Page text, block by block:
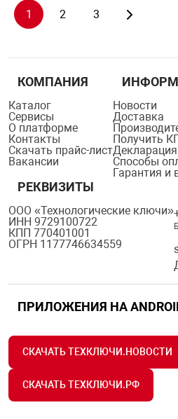
1 2 3
КОМПАНИЯ
Каталог
Сервисы
О платформе
Контакты
Скачать прайс-лист
Вакансии
Новости
Доставка
Получить
Декларация
Способы
Гарантия и
РЕКВИЗИТЫ
ООО «Технологические ключи»
ИНН 9729100722
КПП 770401001
ОГРН 1177746634559
ПРИЛОЖЕНИЯ НА
СКАЧАТЬ ТЕХКЛЮЧИ.НОВОСТИ
СКАЧАТЬ ТЕХКЛЮЧИ.РФ